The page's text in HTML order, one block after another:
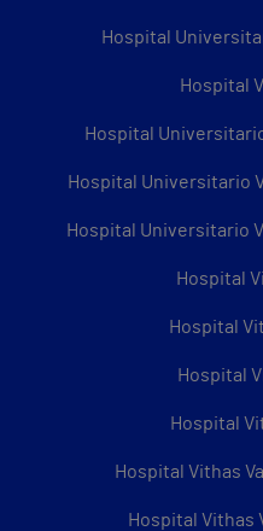
Hospital
Hospital
Hospital
Hospital Universitario
Hospital Universitario
Hospital
Hospital
Hospital
Hospital
Hospital Vithas
Hospital Vithas